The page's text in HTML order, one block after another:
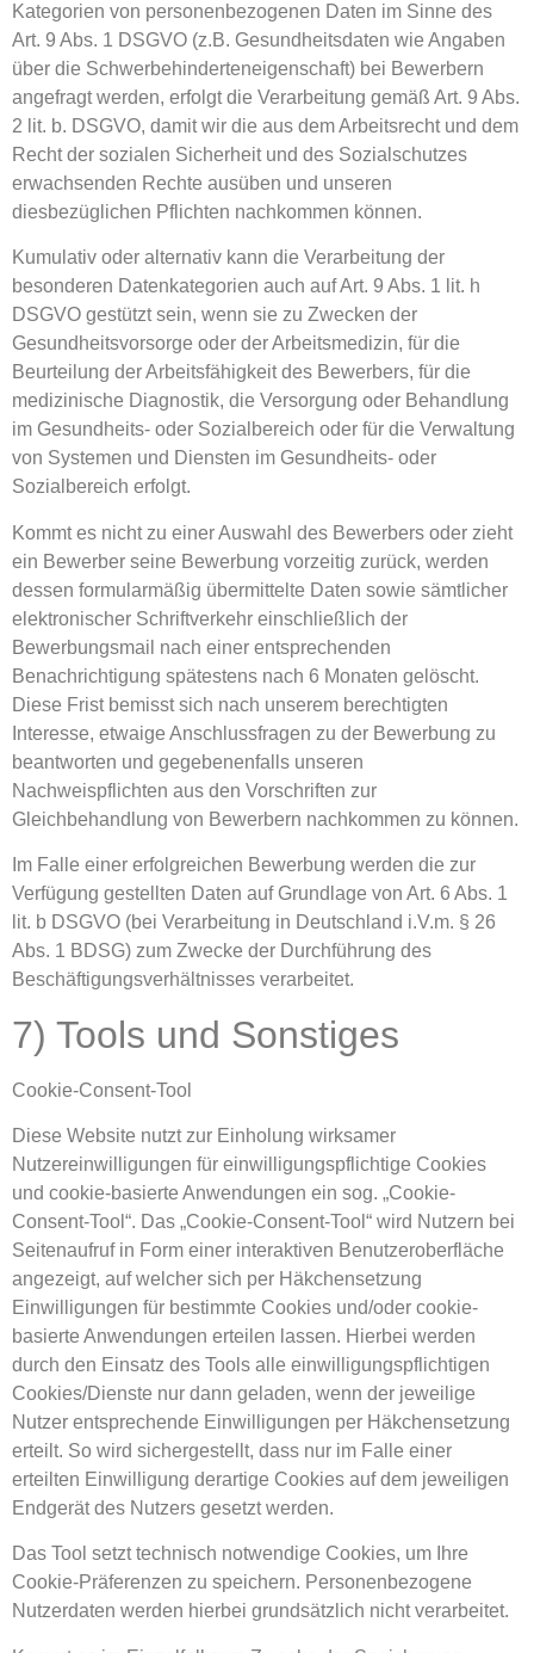
Kategorien von personenbezogenen Daten im Sinne des
Art. 9 Abs. 1 DSGVO (z.B. Gesundheitsdaten wie Angaben
über die Schwerbehinderteneigenschaft) bei Bewerbern
angefragt werden, erfolgt die Verarbeitung gemäß Art. 9 Abs.
2 lit. b. DSGVO, damit wir die aus dem Arbeitsrecht und dem
Recht der sozialen Sicherheit und des Sozialschutzes
erwachsenden Rechte ausüben und unseren
diesbezüglichen Pflichten nachkommen können.
Kumulativ oder alternativ kann die Verarbeitung der
besonderen Datenkategorien auch auf Art. 9 Abs. 1 lit. h
DSGVO gestützt sein, wenn sie zu Zwecken der
Gesundheitsvorsorge oder der Arbeitsmedizin, für die
Beurteilung der Arbeitsfähigkeit des Bewerbers, für die
medizinische Diagnostik, die Versorgung oder Behandlung
im Gesundheits- oder Sozialbereich oder für die Verwaltung
von Systemen und Diensten im Gesundheits- oder
Sozialbereich erfolgt.
Kommt es nicht zu einer Auswahl des Bewerbers oder zieht
ein Bewerber seine Bewerbung vorzeitig zurück, werden
dessen formularmäßig übermittelte Daten sowie sämtlicher
elektronischer Schriftverkehr einschließlich der
Bewerbungsmail nach einer entsprechenden
Benachrichtigung spätestens nach 6 Monaten gelöscht.
Diese Frist bemisst sich nach unserem berechtigten
Interesse, etwaige Anschlussfragen zu der Bewerbung zu
beantworten und gegebenenfalls unseren
Nachweispflichten aus den Vorschriften zur
Gleichbehandlung von Bewerbern nachkommen zu können.
Im Falle einer erfolgreichen Bewerbung werden die zur
Verfügung gestellten Daten auf Grundlage von Art. 6 Abs. 1
lit. b DSGVO (bei Verarbeitung in Deutschland i.V.m. § 26
Abs. 1 BDSG) zum Zwecke der Durchführung des
Beschäftigungsverhältnisses verarbeitet.
7) Tools und Sonstiges
Cookie-Consent-Tool
Diese Website nutzt zur Einholung wirksamer
Nutzereinwilligungen für einwilligungspflichtige Cookies
und cookie-basierte Anwendungen ein sog. „Cookie-
Consent-Tool“. Das „Cookie-Consent-Tool“ wird Nutzern bei
Seitenaufruf in Form einer interaktiven Benutzeroberfläche
angezeigt, auf welcher sich per Häkchensetzung
Einwilligungen für bestimmte Cookies und/oder cookie-
basierte Anwendungen erteilen lassen. Hierbei werden
durch den Einsatz des Tools alle einwilligungspflichtigen
Cookies/Dienste nur dann geladen, wenn der jeweilige
Nutzer entsprechende Einwilligungen per Häkchensetzung
erteilt. So wird sichergestellt, dass nur im Falle einer
erteilten Einwilligung derartige Cookies auf dem jeweiligen
Endgerät des Nutzers gesetzt werden.
Das Tool setzt technisch notwendige Cookies, um Ihre
Cookie-Präferenzen zu speichern. Personenbezogene
Nutzerdaten werden hierbei grundsätzlich nicht verarbeitet.